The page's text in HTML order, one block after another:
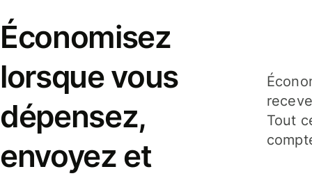
Économisez
lorsque vous
dépensez,
envoyez et
Tout